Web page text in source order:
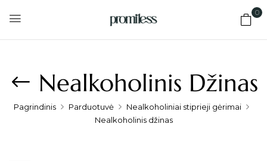
0
Nealkoholinis Džinas
Pagrindinis Parduotuvė
Nealkoholiniai stiprieji gėrimai
Nealkoholinis džinas